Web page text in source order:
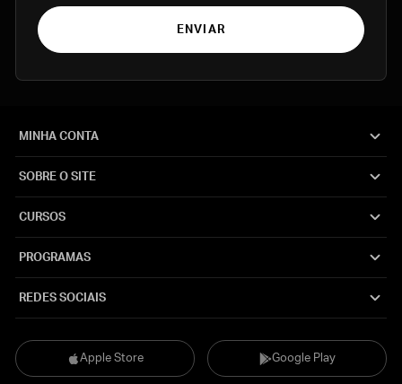
ENVIAR
Apple Store Google Play
MINHA CONTA
SOBRE O SITE
CURSOS
PROGRAMAS
REDES SOCIAIS